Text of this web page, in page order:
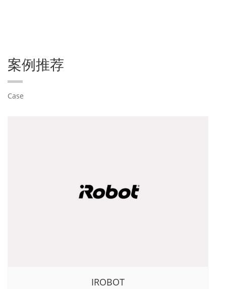
案例推荐
Case
IROBOT